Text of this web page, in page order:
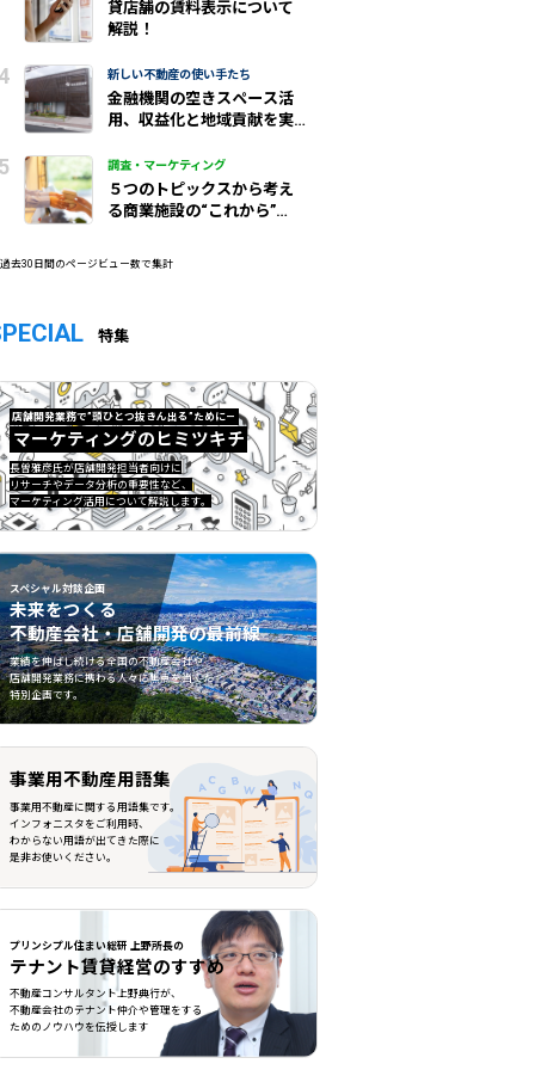
貸店舗の賃料表示について
解説！
新しい不動産の使い手たち
金融機関の空きスペース活
用、収益化と地域貢献を実
調査・マーケティング
５つのトピックスから考え
る商業施設の“これから”
去30日間のページビュー数で集計
特集
店舗開発業務で”頭ひとつ抜きん出る”ために—
マーケティングのヒミツキチ
長曽雅彦氏が店舗開発担当者向けに
リサーチやデータ分析の重要性など、
マーケティング活用について解説します。
ケティングのヒミツキチ">
スペシャル対談企画
未来をつくる
不動産会社・店舗開発の最前線
業績を伸ばし続ける全国の不動産会社や
店舗開発業務に携わる人々に焦点を当てた
特別企画です。
産会社・店舗開発の最前線">
事業用不動産用語集
事業用不動産に関する用語集です。
インフォニスタをご利用時、
わからない用語が出てきた際に
是非お使いください。
プリンシプル住まい総研 上野所長の
テナント賃貸経営のすすめ
不動産コンサルタント上野典行が、
不動産会社のテナント仲介や管理をする
ためのノウハウを伝授します